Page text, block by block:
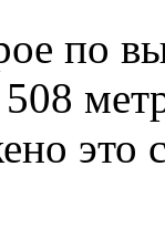
по
508
это